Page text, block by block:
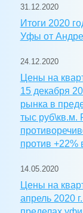
31.12.2020
Итоги 2020
Уфы от
24.12.2020
Цены на
15 декабря
рынка в
тыс руб\кв.м.
против +22%
14.05.2020
Цены на
апрель 2020